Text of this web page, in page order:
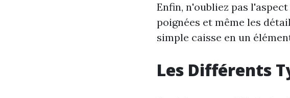
Enfin, n'oubliez pas
poignées et même les
simple caisse en un
Les Différents